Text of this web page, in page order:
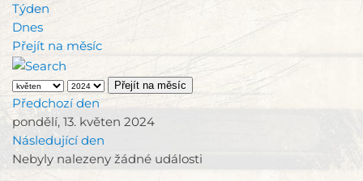
Týden
Dnes
Přejít na měsíc
Přejít na měsíc
Předchozí den
pondělí, 13. květen 2024
Následující den
Nebyly nalezeny žádné události